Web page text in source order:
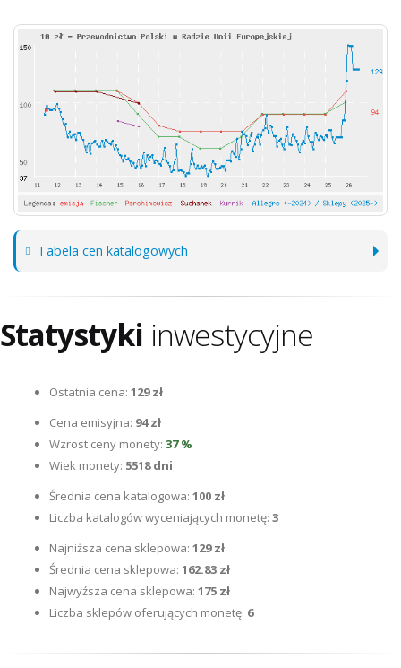
Tabela cen katalogowych
Statystyki inwestycyjne
Ostatnia cena: 129 zł
Cena emisyjna: 94 zł
Wzrost ceny monety: 37 %
Wiek monety: 5518 dni
Średnia cena katalogowa: 100 zł
Liczba katalogów wyceniających monetę: 3
Najniższa cena sklepowa: 129 zł
Średnia cena sklepowa: 162.83 zł
Najwyźsza cena sklepowa: 175 zł
Liczba sklepów oferujących monetę: 6